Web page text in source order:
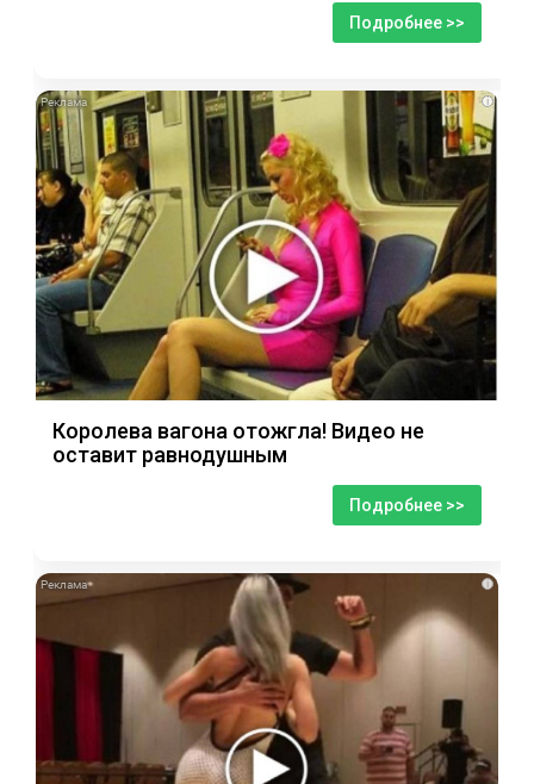
Подробнее >>
i
Королева вагона отожгла! Видео не
оставит равнодушным
Подробнее >>
i